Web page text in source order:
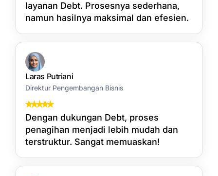
layanan Debt. Prosesnya sederhana,
namun hasilnya maksimal dan efesien.
Laras Putriani
Direktur Pengembangan Bisnis
Dengan dukungan Debt, proses
penagihan menjadi lebih mudah dan
terstruktur. Sangat memuaskan!